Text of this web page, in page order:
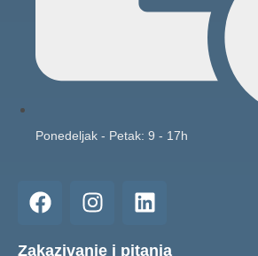
Ponedeljak - Petak: 9 - 17h
Zakazivanje i pitanja